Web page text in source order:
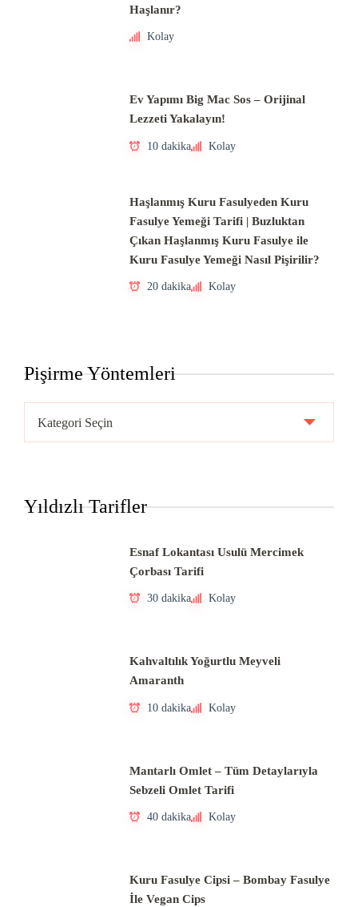
Haşlanır?
Kolay
Ev Yapımı Big Mac Sos – Orijinal
Lezzeti Yakalayın!
10 dakika Kolay
Haşlanmış Kuru Fasulyeden Kuru
Fasulye Yemeği Tarifi | Buzluktan
Çıkan Haşlanmış Kuru Fasulye ile
Kuru Fasulye Yemeği Nasıl Pişirilir?
20 dakika Kolay
Pişirme Yöntemleri
Yöntemleri
Yıldızlı Tarifler
Esnaf Lokantası Usulü Mercimek
Çorbası Tarifi
30 dakika Kolay
Kahvaltılık Yoğurtlu Meyveli
Amaranth
10 dakika Kolay
Mantarlı Omlet – Tüm Detaylarıyla
Sebzeli Omlet Tarifi
40 dakika Kolay
Kuru Fasulye Cipsi – Bombay Fasulye
İle Vegan Cips